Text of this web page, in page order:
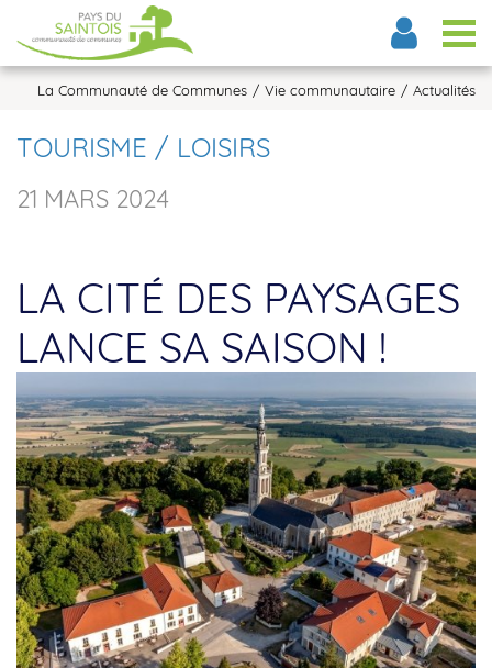
La Communauté de Communes Vie communautaire Actualités
TOURISME / LOISIRS
21 MARS 2024
LA CITÉ DES PAYSAGES
LANCE SA SAISON !